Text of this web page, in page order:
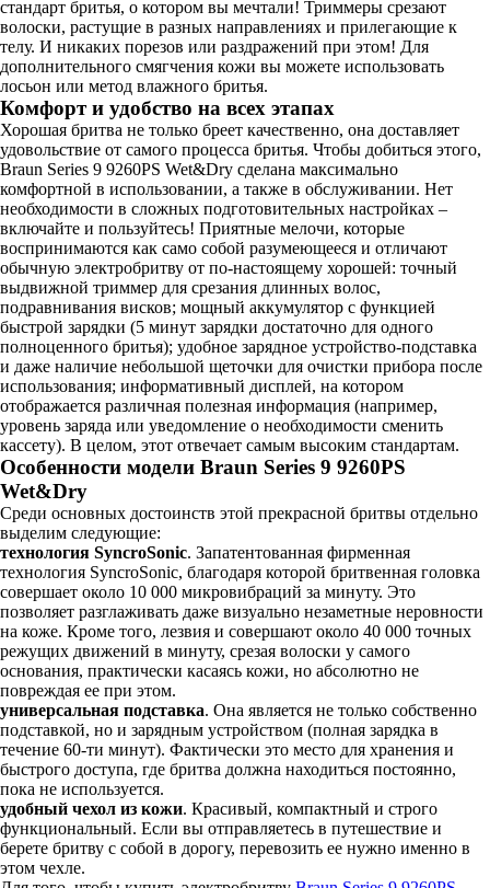
стандарт бритья, о котором вы мечтали! Триммеры срезают
волоски, растущие в разных направлениях и прилегающие к
телу. И никаких порезов или раздражений при этом! Для
дополнительного смягчения кожи вы можете использовать
лосьон или метод влажного бритья.
Комфорт и удобство на всех этапах
Хорошая бритва не только бреет качественно, она доставляет
удовольствие от самого процесса бритья. Чтобы добиться этого,
Braun Series 9 9260PS Wet&Dry сделана максимально
комфортной в использовании, а также в обслуживании. Нет
необходимости в сложных подготовительных настройках –
включайте и пользуйтесь! Приятные мелочи, которые
воспринимаются как само собой разумеющееся и отличают
обычную электробритву от по-настоящему хорошей: точный
выдвижной триммер для срезания длинных волос,
подравнивания висков; мощный аккумулятор с функцией
быстрой зарядки (5 минут зарядки достаточно для одного
полноценного бритья); удобное зарядное устройство-подставка
и даже наличие небольшой щеточки для очистки прибора после
использования; информативный дисплей, на котором
отображается различная полезная информация (например,
уровень заряда или уведомление о необходимости сменить
кассету). В целом, этот отвечает самым высоким стандартам.
Особенности модели Braun Series 9 9260PS
Wet&Dry
Среди основных достоинств этой прекрасной бритвы отдельно
выделим следующие:
технология SyncroSonic. Запатентованная фирменная
технология SyncroSonic, благодаря которой бритвенная головка
совершает около 10 000 микровибраций за минуту. Это
позволяет разглаживать даже визуально незаметные неровности
на коже. Кроме того, лезвия и совершают около 40 000 точных
режущих движений в минуту, срезая волоски у самого
основания, практически касаясь кожи, но абсолютно не
повреждая ее при этом.
универсальная подставка. Она является не только собственно
подставкой, но и зарядным устройством (полная зарядка в
течение 60-ти минут). Фактически это место для хранения и
быстрого доступа, где бритва должна находиться постоянно,
пока не используется.
удобный чехол из кожи. Красивый, компактный и строго
функциональный. Если вы отправляетесь в путешествие и
берете бритву с собой в дорогу, перевозить ее нужно именно в
этом чехле.